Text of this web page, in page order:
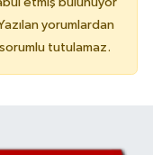
yorumlardan
tutulamaz.